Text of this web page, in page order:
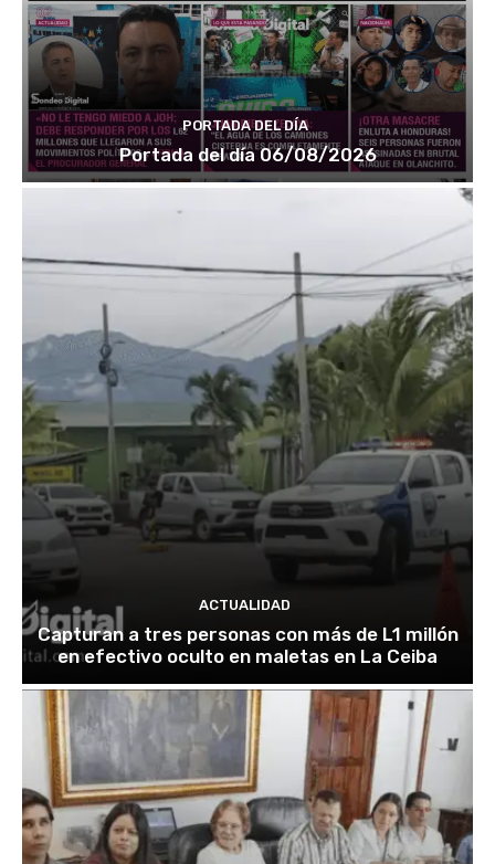
PORTADA DEL DÍA
Portada del día 06/08/2026
ACTUALIDAD
Capturan a tres personas con más de L1 millón
en efectivo oculto en maletas en La Ceiba